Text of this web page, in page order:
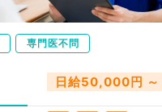
専門医不問
日給50,000円 ～